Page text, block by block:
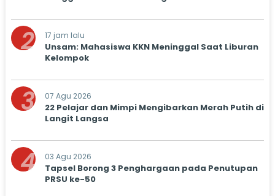
2 17 jam lalu
Unsam: Mahasiswa KKN Meninggal Saat Liburan
Kelompok
3 07 Agu 2026
22 Pelajar dan Mimpi Mengibarkan Merah Putih di
Langit Langsa
4 03 Agu 2026
Tapsel Borong 3 Penghargaan pada Penutupan
PRSU ke-50